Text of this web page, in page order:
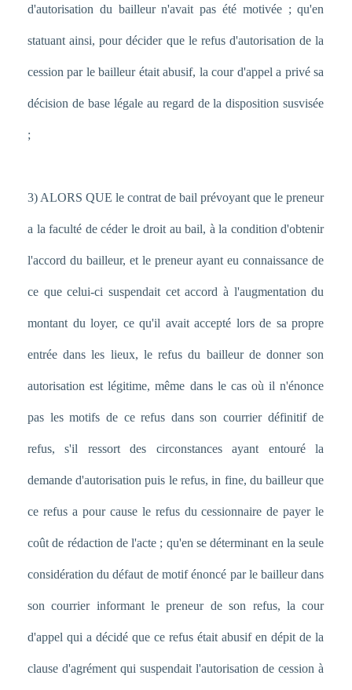
d'autorisation du bailleur n'avait pas été motivée ; qu'en
statuant ainsi, pour décider que le refus d'autorisation de la
cession par le bailleur était abusif, la cour d'appel a privé sa
décision de base légale au regard de la disposition susvisée
;
3) ALORS QUE le contrat de bail prévoyant que le preneur
a la faculté de céder le droit au bail, à la condition d'obtenir
l'accord du bailleur, et le preneur ayant eu connaissance de
ce que celui-ci suspendait cet accord à l'augmentation du
montant du loyer, ce qu'il avait accepté lors de sa propre
entrée dans les lieux, le refus du bailleur de donner son
autorisation est légitime, même dans le cas où il n'énonce
pas les motifs de ce refus dans son courrier définitif de
refus, s'il ressort des circonstances ayant entouré la
demande d'autorisation puis le refus, in fine, du bailleur que
ce refus a pour cause le refus du cessionnaire de payer le
coût de rédaction de l'acte ; qu'en se déterminant en la seule
considération du défaut de motif énoncé par le bailleur dans
son courrier informant le preneur de son refus, la cour
d'appel qui a décidé que ce refus était abusif en dépit de la
clause d'agrément qui suspendait l'autorisation de cession à